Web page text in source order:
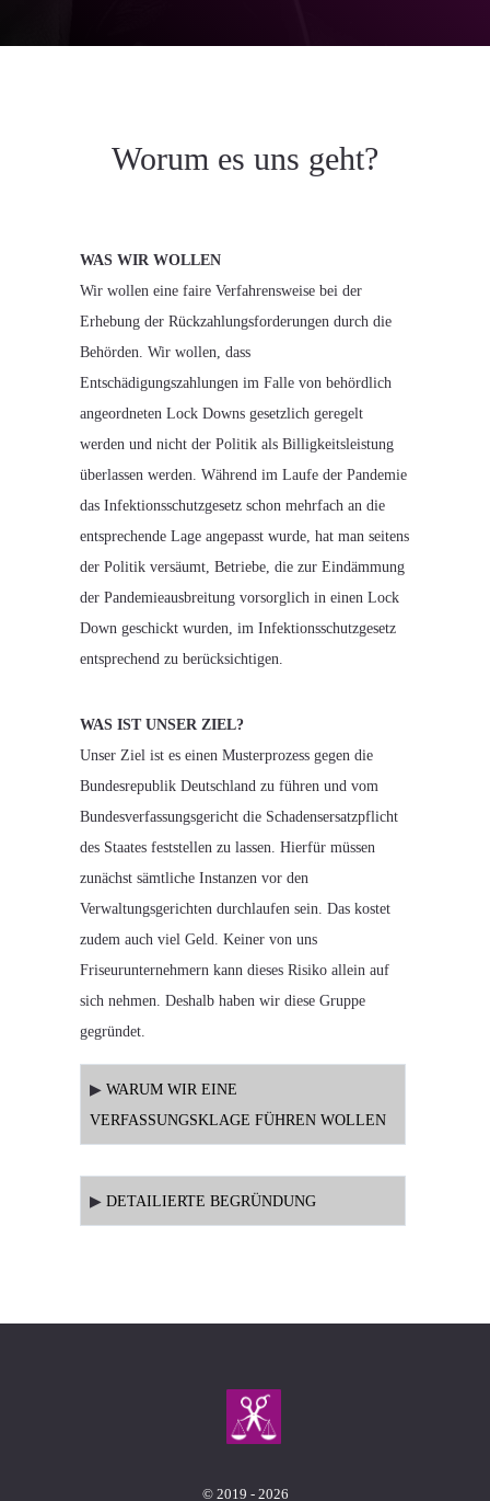
Worum es uns geht?
WAS WIR WOLLEN
Wir wollen eine faire Verfahrensweise bei der
Erhebung der Rückzahlungsforderungen durch die
Behörden. Wir wollen, dass
Entschädigungszahlungen im Falle von behördlich
angeordneten Lock Downs gesetzlich geregelt
werden und nicht der Politik als Billigkeitsleistung
überlassen werden. Während im Laufe der Pandemie
das Infektionsschutzgesetz schon mehrfach an die
entsprechende Lage angepasst wurde, hat man seitens
der Politik versäumt, Betriebe, die zur Eindämmung
der Pandemieausbreitung vorsorglich in einen Lock
Down geschickt wurden, im Infektionsschutzgesetz
entsprechend zu berücksichtigen.
WAS IST UNSER ZIEL?​
Unser Ziel ist es einen Musterprozess gegen die
Bundesrepublik Deutschland zu führen und vom
Bundesverfassungsgericht die Schadensersatzpflicht
des Staates feststellen zu lassen. Hierfür müssen
zunächst sämtliche Instanzen vor den
Verwaltungsgerichten durchlaufen sein. Das kostet
zudem auch viel Geld. Keiner von uns
Friseurunternehmern kann dieses Risiko allein auf
sich nehmen. Deshalb haben wir diese Gruppe
gegründet.
▶ WARUM WIR EINE
VERFASSUNGSKLAGE FÜHREN WOLLEN
▶ DETAILIERTE BEGRÜNDUNG
© 2019 - 2026